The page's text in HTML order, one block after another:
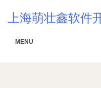
上海萌壮鑫软件
MENU